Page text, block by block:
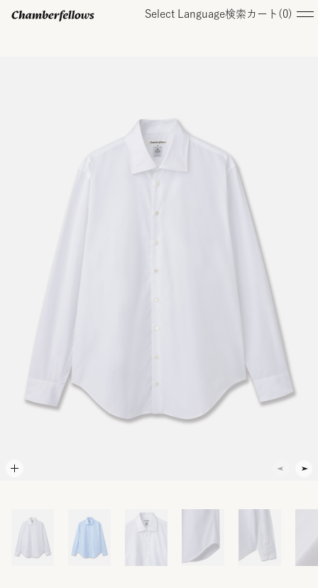
Select Language検索 カート( 0)